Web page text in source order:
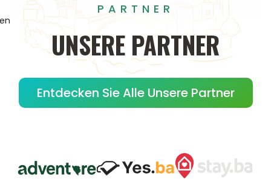
PARTNER
UNSERE PARTNER
Entdecken Sie Alle Unsere Partner